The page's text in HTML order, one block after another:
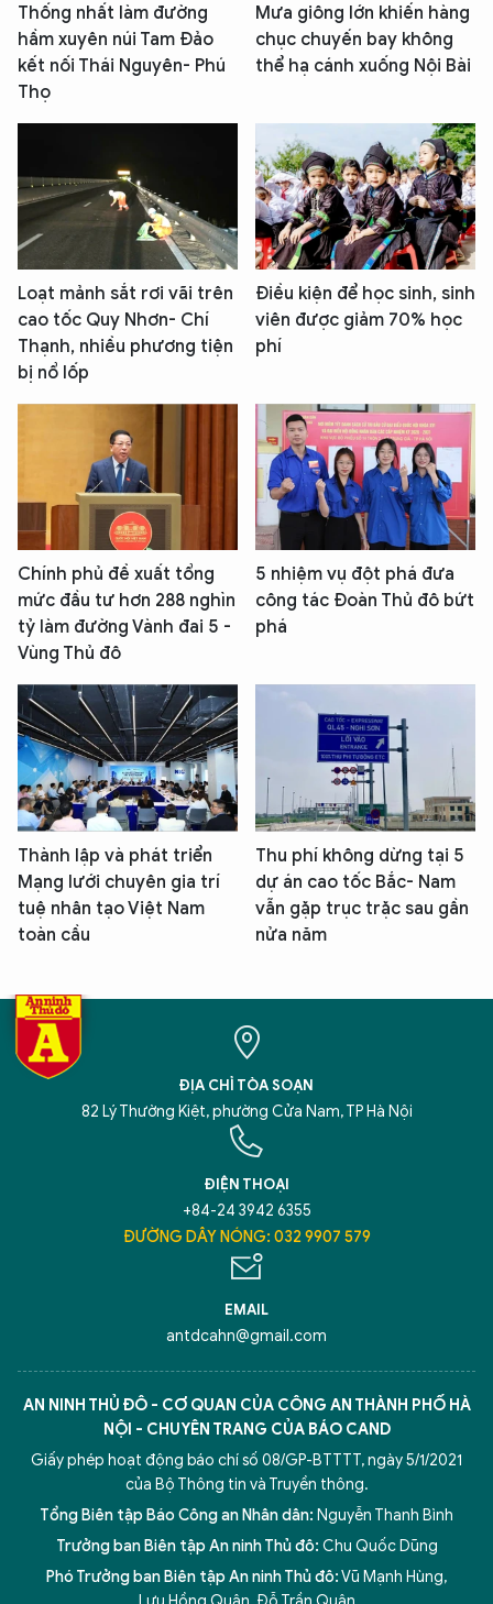
Thống nhất làm đường
hầm xuyên núi Tam Đảo
kết nối Thái Nguyên- Phú
Thọ
Mưa giông lớn khiến hàng
chục chuyến bay không
thể hạ cánh xuống Nội Bài
Loạt mảnh sắt rơi vãi trên
cao tốc Quy Nhơn- Chí
Thạnh, nhiều phương tiện
bị nổ lốp
Điều kiện để học sinh, sinh
viên được giảm 70% học
phí
Chính phủ đề xuất tổng
mức đầu tư hơn 288 nghìn
tỷ làm đường Vành đai 5 -
Vùng Thủ đô
5 nhiệm vụ đột phá đưa
công tác Đoàn Thủ đô bứt
phá
Thành lập và phát triển
Mạng lưới chuyên gia trí
tuệ nhân tạo Việt Nam
toàn cầu
Thu phí không dừng tại 5
dự án cao tốc Bắc- Nam
vẫn gặp trục trặc sau gần
nửa năm
ĐỊA CHỈ TÒA SOẠN
82 Lý Thường Kiệt, phường Cửa Nam, TP Hà Nội
ĐIỆN THOẠI
+84-24 3942 6355
ĐƯỜNG DÂY NÓNG: 032 9907 579
EMAIL
antdcahn@gmail.com
AN NINH THỦ ĐÔ - CƠ QUAN CỦA CÔNG AN THÀNH PHỐ HÀ
NỘI - CHUYÊN TRANG CỦA BÁO CAND
Giấy phép hoạt động báo chí số 08/GP-BTTTT, ngày 5/1/2021
của Bộ Thông tin và Truyền thông.
Tổng Biên tập Báo Công an Nhân dân: Nguyễn Thanh Bình
Trưởng ban Biên tập An ninh Thủ đô: Chu Quốc Dũng
Phó Trưởng ban Biên tập An ninh Thủ đô:Vũ Mạnh Hùng,